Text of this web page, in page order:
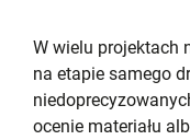
W wielu projektach
na etapie samego
ocenie materiału